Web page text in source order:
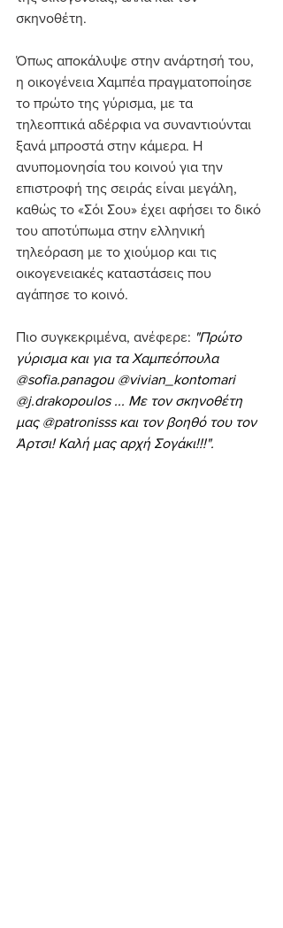
σκηνοθέτη.
Όπως αποκάλυψε στην ανάρτησή του,
η οικογένεια Χαμπέα πραγματοποίησε
το πρώτο της γύρισμα, με τα
τηλεοπτικά αδέρφια να συναντιούνται
ξανά μπροστά στην κάμερα. Η
ανυπομονησία του κοινού για την
επιστροφή της σειράς είναι μεγάλη,
καθώς το «Σόι Σου» έχει αφήσει το δικό
του αποτύπωμα στην ελληνική
τηλεόραση με το χιούμορ και τις
οικογενειακές καταστάσεις που
αγάπησε το κοινό.
Πιο συγκεκριμένα, ανέφερε: "Πρώτο
γύρισμα και για τα Χαμπεόπουλα
@sofia.panagou @vivian_kontomari
@j.drakopoulos ... Με τον σκηνοθέτη
μας @patronisss και τον βοηθό του τον
Άρτσι! Καλή μας αρχή Σογάκι!!!".